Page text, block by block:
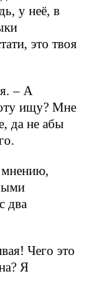
у неё, в
это твоя
– А
ищу? Мне
да не абы
два
Чего это
Я